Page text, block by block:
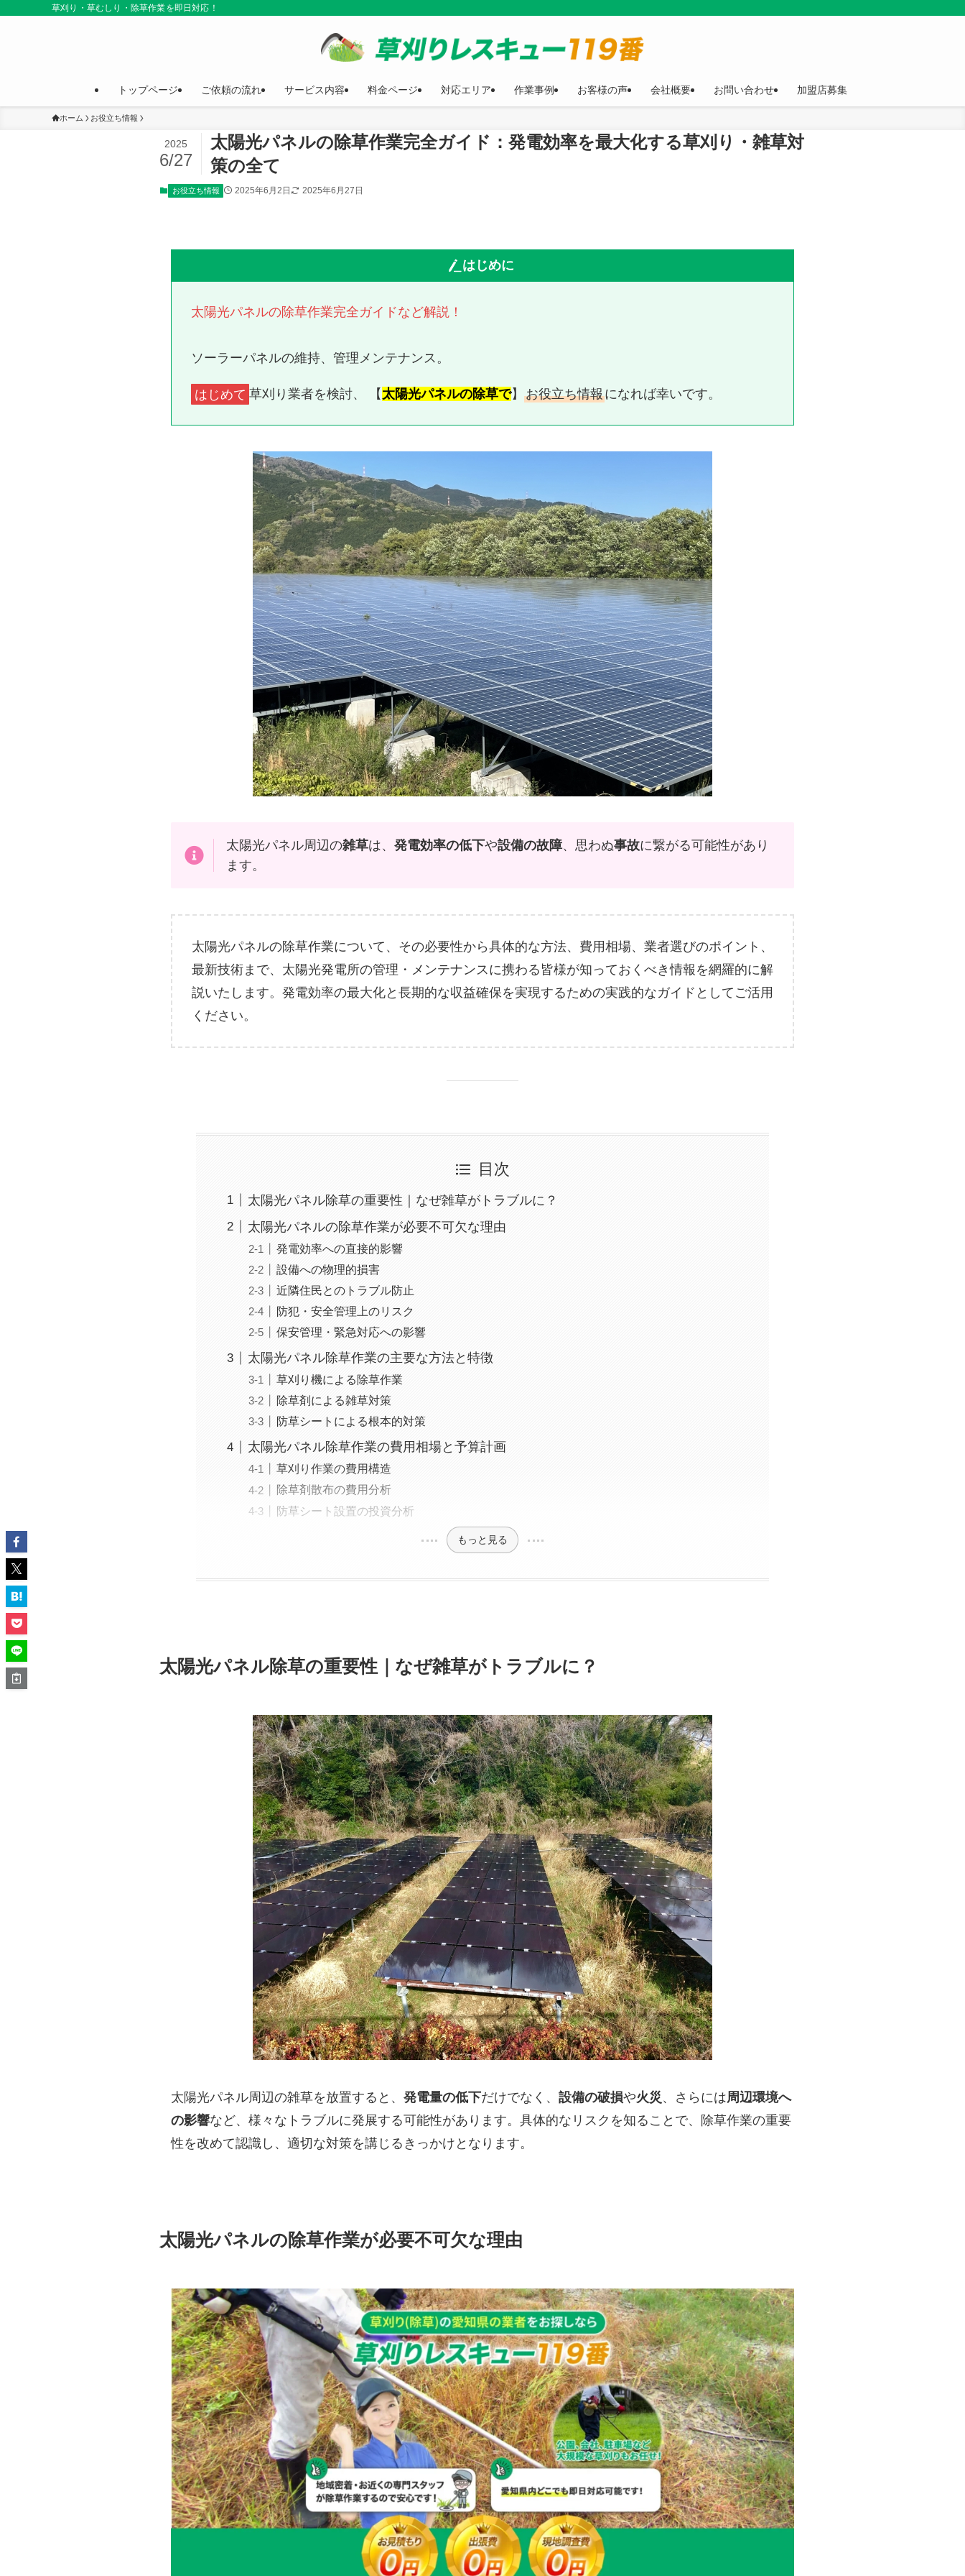
草刈り・草むしり・除草作業を即日対応！
トップページ ご依頼の流れ サービス内容 料金ページ 対応エリア 作業事例 お客様の声 会社概要 お問い合わせ 加盟店募集
ホーム お役立ち情報
太陽光パネルの除草作業完全ガイド：発電効率を最大化する草刈り・雑草対
策の全て
2025
6/27
お役立ち情報 2025年6月2日 2025年6月27日
はじめに
太陽光パネルの除草作業完全ガイドなど解説！
ソーラーパネルの維持、管理メンテナンス。
はじめて 草刈り業者を検討、 【 太陽光パネルの除草で】 お役立ち情報になれば幸いです。
太陽光パネル周辺の雑草は、 発電効率の低下や設備の故障、思わぬ事故に繋がる可能性があり
ます。
太陽光パネルの除草作業について、その必要性から具体的な方法、費用相場、業者選びのポイント、
最新技術まで、太陽光発電所の管理・メンテナンスに携わる皆様が知っておくべき情報を網羅的に解
説いたします。発電効率の最大化と長期的な収益確保を実現するための実践的なガイドとしてご活用
ください。
目次
太陽光パネル除草の重要性｜なぜ雑草がトラブルに？
太陽光パネルの除草作業が必要不可欠な理由
発電効率への直接的影響
設備への物理的損害
近隣住民とのトラブル防止
防犯・安全管理上のリスク
保安管理・緊急対応への影響
太陽光パネル除草作業の主要な方法と特徴
草刈り機による除草作業
除草剤による雑草対策
防草シートによる根本的対策
太陽光パネル除草作業の費用相場と予算計画
草刈り作業の費用構造
除草剤散布の費用分析
防草シート設置の投資分析
もっと見る
太陽光パネル除草の重要性｜なぜ雑草がトラブルに？
太陽光パネル周辺の雑草を放置すると、 発電量の低下だけでなく、 設備の破損や火災 、さらには周辺環境へ
の影響など、様々なトラブルに発展する可能性があります。具体的なリスクを知ることで、除草作業の重要
性を改めて認識し、適切な対策を講じるきっかけとなります。
太陽光パネルの除草作業が必要不可欠な理由